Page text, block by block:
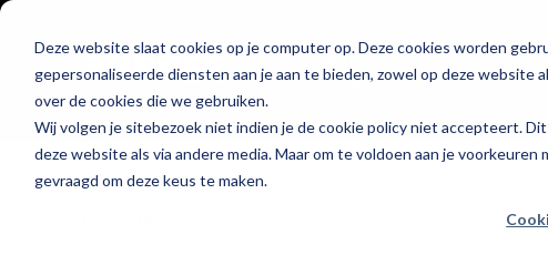
Deze website slaat cookies op je computer op. Deze cookies worden
gepersonaliseerde diensten aan je aan te bieden, zowel op deze website
over de cookies die we gebruiken.
Wij volgen je sitebezoek niet indien je de cookie policy niet accepteert.
deze website als via andere media. Maar om te voldoen aan je
gevraagd om deze keus te maken.
Hét platform voor
de horeca